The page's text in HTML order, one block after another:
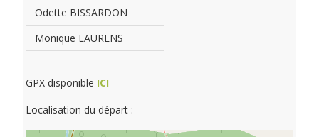
Odette BISSARDON
Monique LAURENS
GPX disponible ICI
Localisation du départ :